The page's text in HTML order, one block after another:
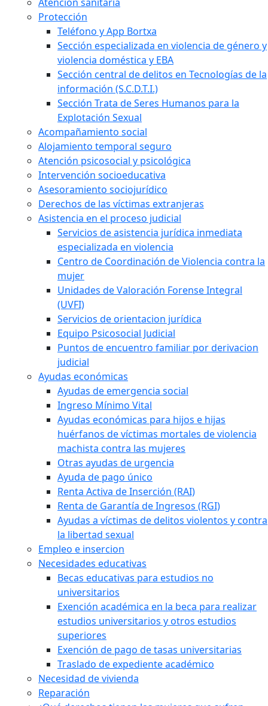
Protección
Teléfono y App Bortxa
Sección especializada en violencia de género y
violencia doméstica y EBA
Sección central de delitos en Tecnologías de la
información (S.C.D.T.I.)
Sección Trata de Seres Humanos para la
Explotación Sexual
Acompañamiento social
Alojamiento temporal seguro
Atención psicosocial y psicológica
Intervención socioeducativa
Asesoramiento sociojurídico
Derechos de las víctimas extranjeras
Asistencia en el proceso judicial
Servicios de asistencia jurídica inmediata
especializada en violencia
Centro de Coordinación de Violencia contra la
mujer
Unidades de Valoración Forense Integral
(UVFI)
Servicios de orientacion jurídica
Equipo Psicosocial Judicial
Puntos de encuentro familiar por derivacion
judicial
Ayudas económicas
Ayudas de emergencia social
Ingreso Mínimo Vital
Ayudas económicas para hijos e hijas
huérfanos de víctimas mortales de violencia
machista contra las mujeres
Otras ayudas de urgencia
Ayuda de pago único
Renta Activa de Inserción (RAI)
Renta de Garantía de Ingresos (RGI)
Ayudas a víctimas de delitos violentos y contra
la libertad sexual
Empleo e insercion
Necesidades educativas
Becas educativas para estudios no
universitarios
Exención académica en la beca para realizar
estudios universitarios y otros estudios
superiores
Exención de pago de tasas universitarias
Traslado de expediente académico
Necesidad de vivienda
Reparación